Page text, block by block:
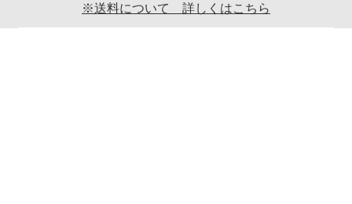
※送料について 詳しくはこちら